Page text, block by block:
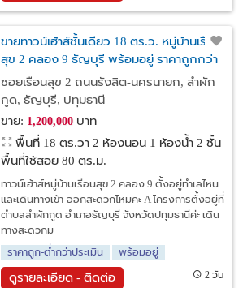
ขายทาวน์เฮ้าส์ชั้นเดียว 18 ตร.ว. หมู่บ้านเรือน
สุข 2 คลอง 9 ธัญบุรี พร้อมอยู่ ราคาถูกกว่า
ราคาประเมิน ใกล้มทร.ธัญบุรี
ซอยเรือนสุข 2 ถนนรังสิต-นครนายก, ลำผัก
กูด, ธัญบุรี, ปทุมธานี
ขาย: 1,200,000บาท
พื้นที่ 18 ตร.วา 2 ห้องนอน 1 ห้องน้ำ 2 ชั้น
พื้นที่ใช้สอย 80 ตร.ม.
ทาวน์เฮ้าส์หมู่บ้านเรือนสุข 2 คลอง 9 ตั้งอยู่ทำเลไหน
และเดินทางเข้า-ออกสะดวกไหมคะ A โครงการตั้งอยู่ที่
ตำบลลำผักกูด อำเภอธัญบุรี จังหวัดปทุมธานีค่ะ เดิน
ทางสะดวกม
ราคาถูก-ต่ำกว่าประเมิน
พร้อมอยู่
ดูรายละเอียด - ติดต่อ 2 วัน